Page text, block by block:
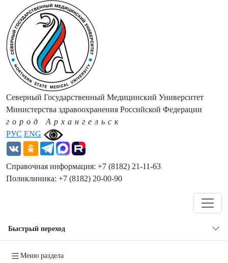
РУС ENG
Северный Государственный Медицинский Университет
Министерства здравоохранения Российской Федерации
город Архангельск
Справочная информация: +7 (8182) 21-11-63
Поликлиника: +7 (8182) 20-00-90
Быстрый переход
Меню раздела